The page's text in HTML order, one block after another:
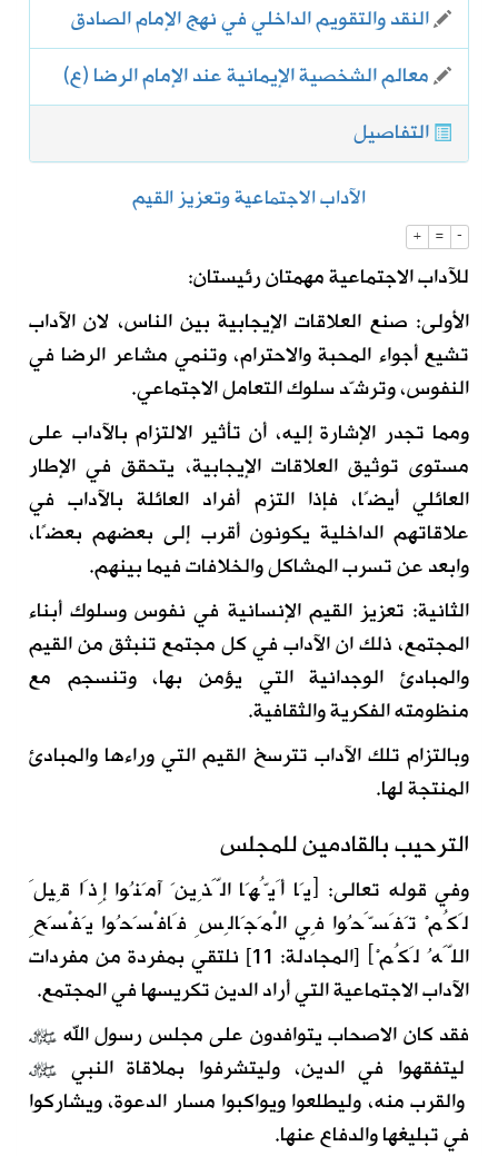
النقد والتقويم الداخلي في نهج الإمام الصادق
معالم الشخصية الإيمانية عند الإمام الرضا (ع)
التفاصيل
الآداب الاجتماعية وتعزيز القيم
+ = -
للآداب الاجتماعية مهمتان رئيستان:
الأولى: صنع العلاقات الإيجابية بين الناس، لان الآداب
تشيع أجواء المحبة والاحترام، وتنمي مشاعر الرضا في
النفوس، وترشّد سلوك التعامل الاجتماعي.
ومما تجدر الإشارة إليه، أن تأثير الالتزام بالآداب على
مستوى توثيق العلاقات الإيجابية، يتحقق في الإطار
العائلي أيضًا، فإذا التزم أفراد العائلة بالآداب في
علاقاتهم الداخلية يكونون أقرب إلى بعضهم بعضًا،
وابعد عن تسرب المشاكل والخلافات فيما بينهم.
الثانية: تعزيز القيم الإنسانية في نفوس وسلوك أبناء
المجتمع، ذلك ان الآداب في كل مجتمع تنبثق من القيم
والمبادئ الوجدانية التي يؤمن بها، وتنسجم مع
منظومته الفكرية والثقافية.
وبالتزام تلك الآداب تترسخ القيم التي وراءها والمبادئ
المنتجة لها.
الترحيب بالقادمين للمجلس
وفي قوله تعالى: ﴿يَا أَيُّهَا الَّذِينَ آمَنُوا إِذَا قِيلَ
لَكُمْ تَفَسَّحُوا فِي الْمَجَالِسِ فَافْسَحُوا يَفْسَحِ
اللَّهُ لَكُمْ﴾
[المجادلة: 11] نلتقي بمفردة من مفردات
الآداب الاجتماعية التي أراد الدين تكريسها في المجتمع.
فقد كان الاصحاب يتوافدون على مجلس رسول الله
ليتفقهوا في الدين، وليتشرفوا بملاقاة النبي
والقرب منه، وليطلعوا ويواكبوا مسار الدعوة، ويشاركوا
في تبليغها والدفاع عنها.